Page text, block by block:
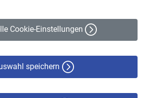
Cookie-Einstellungen
speichern